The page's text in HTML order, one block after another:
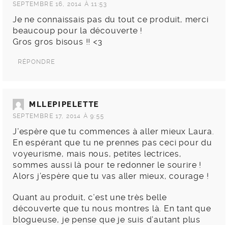
SEPTEMBRE 16, 2014 À 11:53
Je ne connaissais pas du tout ce produit, merci
beaucoup pour la découverte !
Gros gros bisous !! <3
RÉPONDRE
MLLEPIPELETTE
SEPTEMBRE 17, 2014 À 9:55
J’espère que tu commences à aller mieux Laura.
En espérant que tu ne prennes pas ceci pour du
voyeurisme, mais nous, petites lectrices,
sommes aussi là pour te redonner le sourire !
Alors j’espère que tu vas aller mieux, courage !
Quant au produit, c’est une très belle
découverte que tu nous montres là. En tant que
blogueuse, je pense que je suis d’autant plus